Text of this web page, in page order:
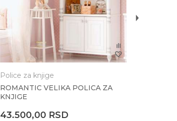
Police za knjige
ROMANTIC VELIKA POLICA ZA
KNJIGE
43.500,00 RSD